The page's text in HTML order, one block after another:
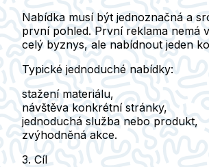
Nabídka musí být jednoznačná a
první pohled. První reklama nemá
celý byznys, ale nabídnout jeden
Typické jednoduché nabídky:
stažení materiálu,
návštěva konkrétní stránky,
jednoduchá služba nebo produkt,
zvýhodněná akce.
3. Cíl